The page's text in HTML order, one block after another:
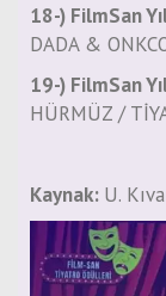
18-) FilmSan
DADA &
19-) FilmSan
HÜRMÜZ /
Kaynak: U.